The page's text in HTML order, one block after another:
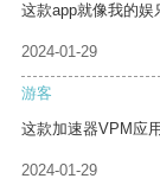
这款app就像我的娱
2024-01-29
游客
这款加速器VPM应
2024-01-29